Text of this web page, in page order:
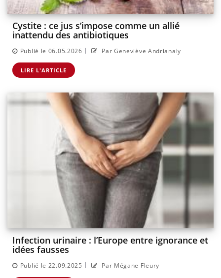
Cystite : ce jus s’impose comme un allié
inattendu des antibiotiques
Publié le 06.05.2026 | Par Geneviève Andrianaly
LIRE L'ARTICLE
Infection urinaire : l’Europe entre ignorance et
idées fausses
Publié le 22.09.2025 | Par Mégane Fleury